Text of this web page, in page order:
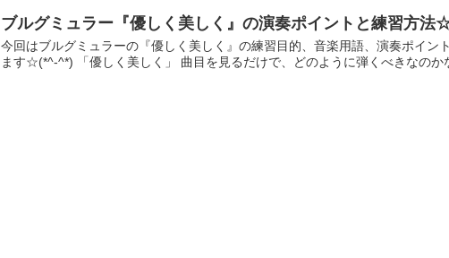
ブルグミュラー『優しく美しく』の演奏ポイントと練習方法
今回はブルグミュラーの『優しく美しく』の練習目的、音楽用語、演奏ポイン
ます☆(*^-^*) 「優しく美しく」 曲目を見るだけで、どのように弾くべきなのか